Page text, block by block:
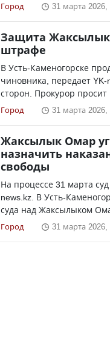
Город 31 марта 2026,
Защита
штрафе
В Усть-Каменогорске
чиновника, передает
сторон. Прокурор
Город 31 марта 2026,
Жаксылык Омар
назначить
свободы
На процессе 31 марта
news.kz. В Усть-
суда над Жаксылыком
Город 31 марта 2026,